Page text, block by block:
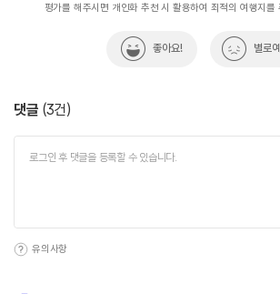
평가를 해주시면 개인화 추천 시 활용하여 최적의 여행지를
좋아요! 별로
댓글 (3건)
유의사항